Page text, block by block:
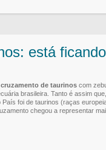
está
de taurinos com
brasileira. Tanto é assim
País foi de taurinos (raças
chegou a representar